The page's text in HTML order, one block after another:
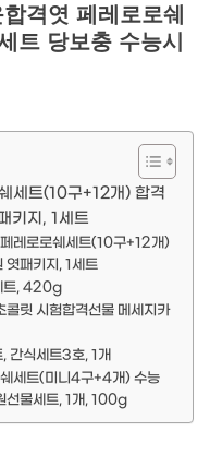
격엿 페레로로쉐
트 당보충 수능시
세트(10구+12개) 합격
키지, 1세트
레로로쉐세트(10구+12개)
엿패키지, 1세트
트, 420g
릿 시험합격선물 메세지카
간식세트3호, 1개
세트(미니4구+4개) 수능
선물세트, 1개, 100g